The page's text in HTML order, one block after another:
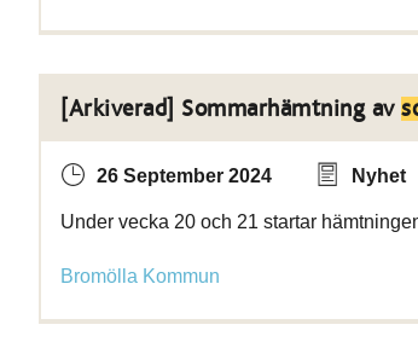
[Arkiverad] Sommarhämtning av
26 September 2024 Nyhet
Under vecka 20 och 21 startar
Bromölla Kommun